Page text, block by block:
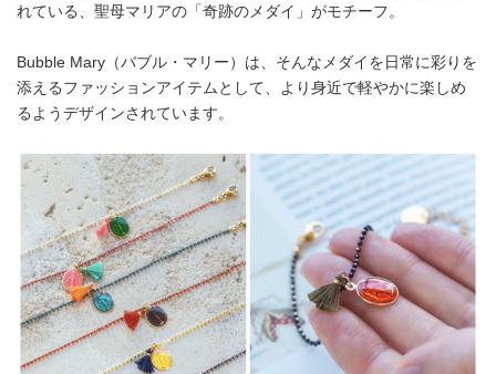
れている、聖母マリアの「奇跡のメダイ」がモチーフ。
Bubble Mary（バブル・マリー）は、そんなメダイを日常に彩りを
添えるファッションアイテムとして、より身近で軽やかに楽しめ
るようデザインされています。